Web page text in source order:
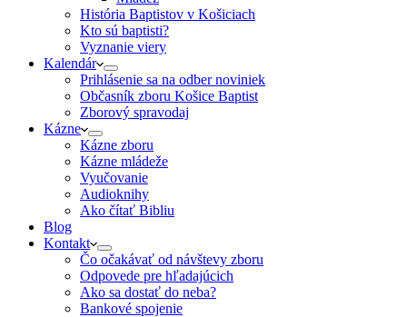
História Baptistov v Košiciach
Kto sú baptisti?
Vyznanie viery
Kalendár
Prihlásenie sa na odber noviniek
Občasník zboru Košice Baptist
Zborový spravodaj
Kázne
Kázne zboru
Kázne mládeže
Vyučovanie
Audioknihy
Ako čítať Bibliu
Blog
Kontakt
Čo očakávať od návštevy zboru
Odpovede pre hľadajúcich
Ako sa dostať do neba?
Bankové spojenie